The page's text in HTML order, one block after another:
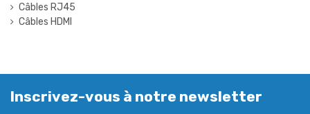
Câbles RJ45
Câbles HDMI
Inscrivez-vous à notre newsletter